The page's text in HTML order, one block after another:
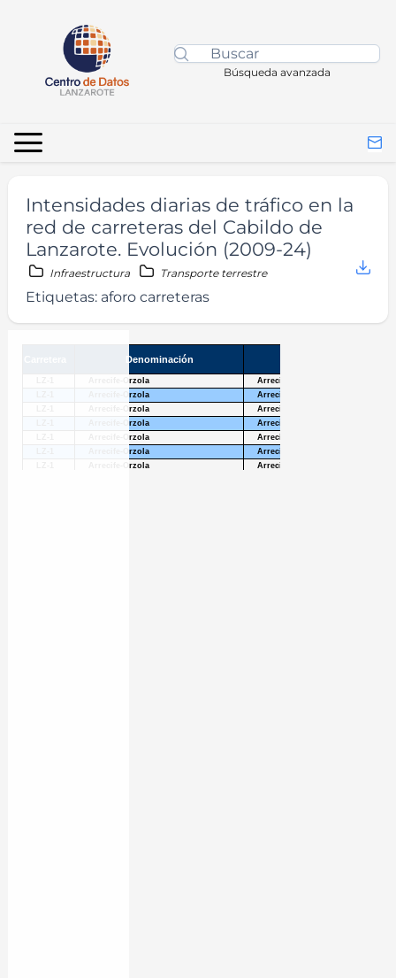
Búsqueda avanzada
Intensidades diarias de tráfico en la
red de carreteras del Cabildo de
Lanzarote. Evolución (2009-24)
Infraestructura Transporte terrestre
Etiquetas: aforo carreteras